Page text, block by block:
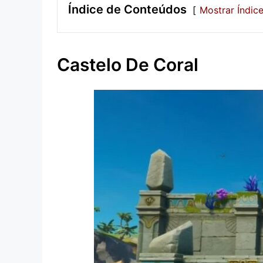
Índice de Conteúdos Mostrar Índice
Castelo De Coral